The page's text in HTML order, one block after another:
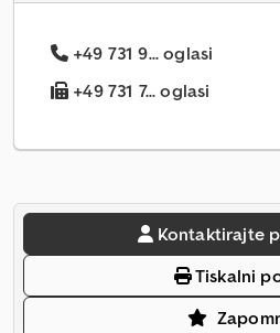
+49 731 9... oglasi
+49 731 7... oglasi
Kontaktirajte
Tiskalni